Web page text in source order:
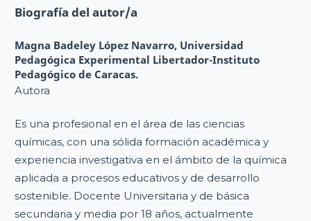
Biografía del autor/a
Magna Badeley López Navarro, Universidad
Pedagógica Experimental Libertador-Instituto
Pedagógico de Caracas.
Autora
Es una profesional en el área de las ciencias
químicas, con una sólida formación académica y
experiencia investigativa en el ámbito de la química
aplicada a procesos educativos y de desarrollo
sostenible. Docente Universitaria y de básica
secundaria y media por 18 años, actualmente